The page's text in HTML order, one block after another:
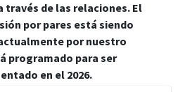
través de las relaciones. El
por pares está siendo
por nuestro
programado para ser
en el 2026.